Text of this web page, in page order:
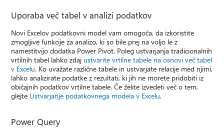
Uporaba več tabel v analizi podatkov
Novi Excelov podatkovni model vam omogoča, da izkoristite
zmogljive funkcije za analizo, ki so bile prej na voljo le z
namestitvijo dodatka Power Pivot. Poleg ustvarjanja tradicionalnih
vrtilnih tabel lahko zdaj ustvarite vrtilne tabele na osnovi več tabel
v Excelu. Ko uvažate različne tabele in ustvarjate relacije med njimi,
lahko analizirate podatke z rezultati, ki jih ne morete pridobiti iz
običajnih podatkov vrtilne tabele. Če želite izvedeti več o tem,
glejte Ustvarjanje podatkovnega modela v Excelu.
Power Query